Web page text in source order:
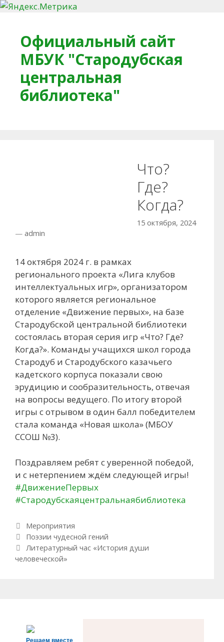
Официальный сайт
МБУК "Стародубская
центральная
библиотека"
Что?
Где?
Когда?
15 октября, 2024
— admin
14 октября 2024 г. в рамках
регионального проекта «Лига клубов
интеллектуальных игр», организатором
которого является региональное
отделение «Движение первых», на базе
Стародубской центральной библиотеки
состоялась вторая серия игр «Что? Где?
Когда?». Команды учащихся школ города
Стародуб и Стародубского казачьего
кадетского корпуса показали свою
эрудицию и сообразительность, отвечая
на вопросы ведущего. По итогу второй
игры с отрывом в один балл победителем
стала команда «Новая школа» (МБОУ
ССОШ №3).
Поздравляем ребят с уверенной победой,
и с нетерпением ждём следующей игры!
#ДвижениеПервых
#Стародубскаяцентральнаябиблиотека
Рубрики
Мероприятия
Навигация по записям
Поэзии чудесной гений
Литературный час «История души
человеческой»
Решаем вместе